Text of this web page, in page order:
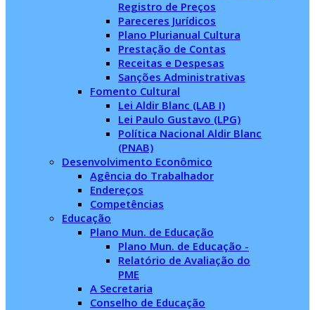
Registro de Preços
Pareceres Jurídicos
Plano Plurianual Cultura
Prestação de Contas
Receitas e Despesas
Sanções Administrativas
Fomento Cultural
Lei Aldir Blanc (LAB I)
Lei Paulo Gustavo (LPG)
Política Nacional Aldir Blanc
(PNAB)
Desenvolvimento Econômico
Agência do Trabalhador
Endereços
Competências
Educação
Plano Mun. de Educação
Plano Mun. de Educação -
Relatório de Avaliação do
PME
A Secretaria
Conselho de Educação